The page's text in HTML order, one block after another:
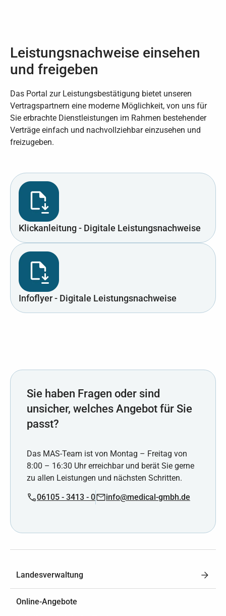
Leistungsnachweise einsehen
und freigeben
Das Portal zur Leistungsbestätigung bietet unseren
Vertragspartnern eine moderne Möglichkeit, von uns für
Sie erbrachte Dienstleistungen im Rahmen bestehender
Verträge einfach und nachvollziehbar einzusehen und
freizugeben.
Klickanleitung - Digitale Leistungsnachweise
Infoflyer - Digitale Leistungsnachweise
Sie haben Fragen oder sind
unsicher, welches Angebot für Sie
passt?
Das MAS-Team ist von Montag – Freitag von
8:00 – 16:30 Uhr erreichbar und berät Sie gerne
zu allen Leistungen und nächsten Schritten.
06105 - 3413 - 0
info@medical-gmbh.de
Landesverwaltung
Online-Angebote